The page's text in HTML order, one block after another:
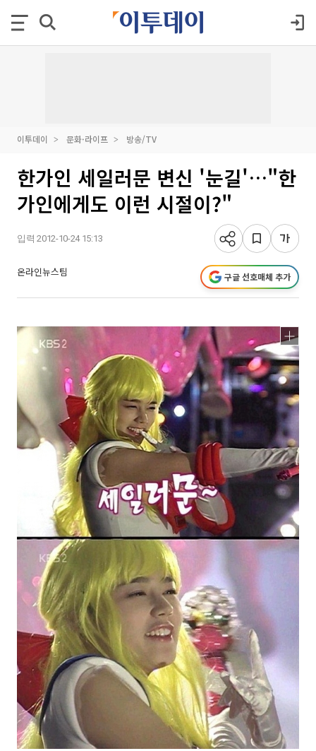
이투데이 문화·라이프 방송/TV
한가인 세일러문 변신 '눈길'…"한
가인에게도 이런 시절이?"
입력 2012-10-24 15:13
온라인뉴스팀 구글 선호매체 추가